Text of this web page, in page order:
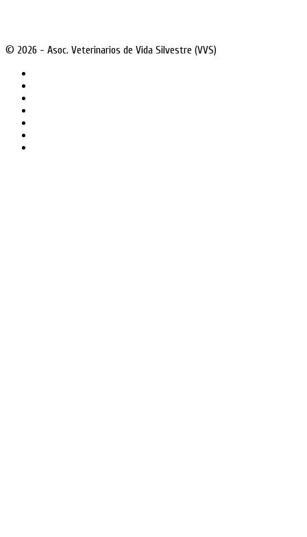
© 2026 - Asoc. Veterinarios de Vida Silvestre (VVS)